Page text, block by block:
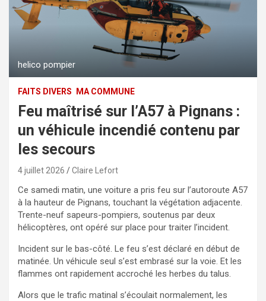
helico pompier
FAITS DIVERS MA COMMUNE
Feu maîtrisé sur l’A57 à Pignans :
un véhicule incendié contenu par
les secours
4 juillet 2026 Claire Lefort
Ce samedi matin, une voiture a pris feu sur l’autoroute A57
à la hauteur de Pignans, touchant la végétation adjacente.
Trente-neuf sapeurs-pompiers, soutenus par deux
hélicoptères, ont opéré sur place pour traiter l’incident.
Incident sur le bas-côté. Le feu s’est déclaré en début de
matinée. Un véhicule seul s’est embrasé sur la voie. Et les
flammes ont rapidement accroché les herbes du talus.
Alors que le trafic matinal s’écoulait normalement, les